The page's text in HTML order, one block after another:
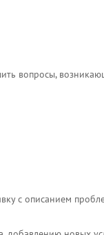
вопросы,
с описанием